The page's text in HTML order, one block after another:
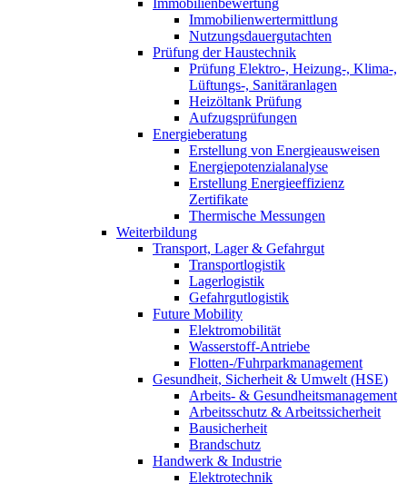
Immobilienwertermittlung
Nutzungsdauergutachten
Prüfung der Haustechnik
Prüfung Elektro-, Heizung-, Klima-,
Lüftungs-, Sanitäranlagen
Heizöltank Prüfung
Aufzugsprüfungen
Energieberatung
Erstellung von Energieausweisen
Energiepotenzialanalyse
Erstellung Energieeffizienz
Zertifikate
Thermische Messungen
Weiterbildung
Transport, Lager & Gefahrgut
Transportlogistik
Lagerlogistik
Gefahrgutlogistik
Future Mobility
Elektromobilität
Wasserstoff-Antriebe
Flotten-/Fuhrparkmanagement
Gesundheit, Sicherheit & Umwelt (HSE)
Arbeits- & Gesundheitsmanagement
Arbeitsschutz & Arbeitssicherheit
Bausicherheit
Brandschutz
Handwerk & Industrie
Elektrotechnik